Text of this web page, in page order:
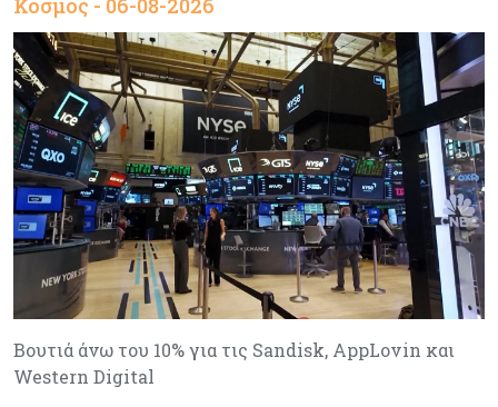
Κόσμος - 06-08-2026
Βουτιά άνω του 10% για τις Sandisk, AppLovin και
Western Digital